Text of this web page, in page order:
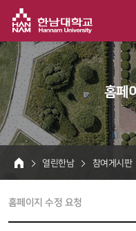
홈페
HOME
열린한남 참여게시판
홈페이지 수정 요청